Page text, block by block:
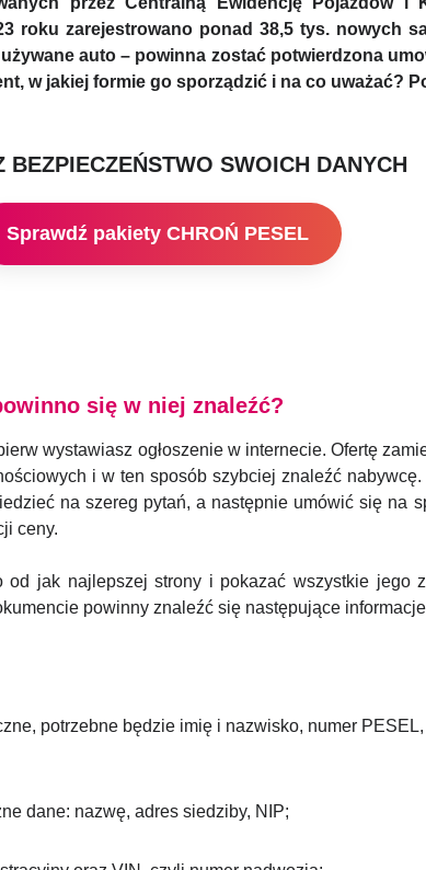
roku zarejestrowano ponad 38,5 tys. nowych
auto – powinna zostać potwierdzona
w jakiej formie go sporządzić i na co uważać?
BEZPIECZEŃSTWO SWOICH DANYCH
Sprawdź pakiety CHROŃ PESEL
się w niej znaleźć?
wystawiasz ogłoszenie w internecie. Ofertę
i w ten sposób szybciej znaleźć
na szereg pytań, a następnie umówić się na
ceny.
jak najlepszej strony i pokazać wszystkie jego
powinny znaleźć się następujące
potrzebne będzie imię i nazwisko, numer
dane: nazwę, adres siedziby, NIP;